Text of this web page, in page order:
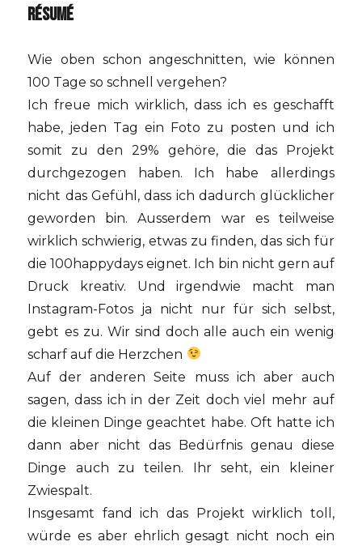
RÉSUMÉ
Wie oben schon angeschnitten, wie können
100 Tage so schnell vergehen?
Ich freue mich wirklich, dass ich es geschafft
habe, jeden Tag ein Foto zu posten und ich
somit zu den 29% gehöre, die das Projekt
durchgezogen haben. Ich habe allerdings
nicht das Gefühl, dass ich dadurch glücklicher
geworden bin. Ausserdem war es teilweise
wirklich schwierig, etwas zu finden, das sich für
die 100happydays eignet. Ich bin nicht gern auf
Druck kreativ. Und irgendwie macht man
Instagram-Fotos ja nicht nur für sich selbst,
gebt es zu. Wir sind doch alle auch ein wenig
scharf auf die Herzchen
Auf der anderen Seite muss ich aber auch
sagen, dass ich in der Zeit doch viel mehr auf
die kleinen Dinge geachtet habe. Oft hatte ich
dann aber nicht das Bedürfnis genau diese
Dinge auch zu teilen. Ihr seht, ein kleiner
Zwiespalt.
Insgesamt fand ich das Projekt wirklich toll,
würde es aber ehrlich gesagt nicht noch ein